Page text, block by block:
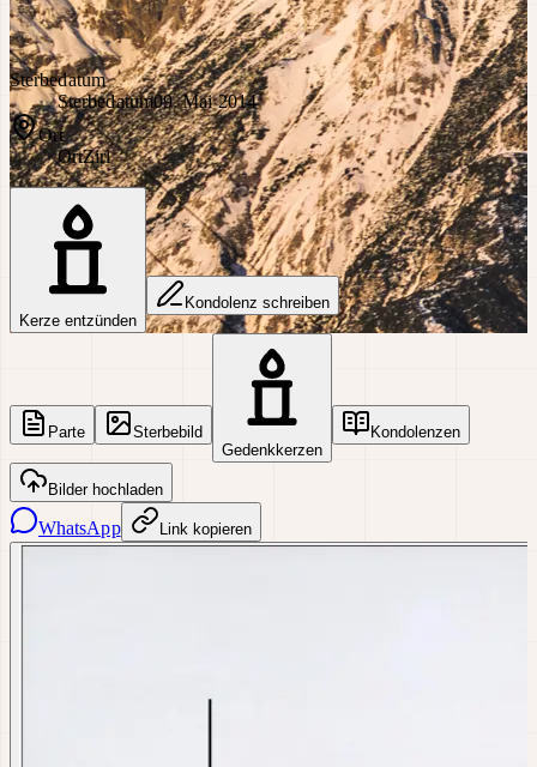
Sterbedatum
Sterbedatum09. Mai 2014
Ort
OrtZirl
Kerze entzünden
Kondolenz schreiben
Parte
Sterbebild
Gedenkkerzen
Kondolenzen
Bilder hochladen
WhatsApp Link kopieren